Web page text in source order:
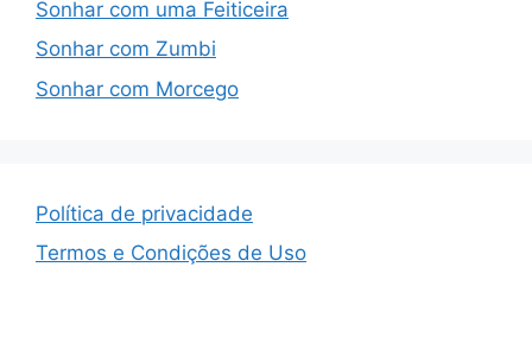
Sonhar com uma Feiticeira
Sonhar com Zumbi
Sonhar com Morcego
Política de privacidade
Termos e Condições de Uso